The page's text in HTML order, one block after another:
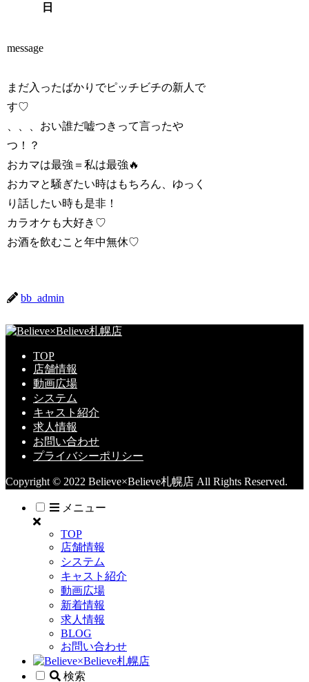
日
message
まだ入ったばかりでピッチビチの新人で
す♡
、、、おい誰だ嘘つきって言ったや
つ！？
おカマは最強＝私は最強🔥
おカマと騒ぎたい時はもちろん、ゆっく
り話したい時も是非！
カラオケも大好き♡
お酒を飲むこと年中無休♡
bb_admin
TOP
店舗情報
動画広場
システム
キャスト紹介
求人情報
お問い合わせ
プライバシーポリシー
Copyright © 2022 Believe×Believe札幌店 All Rights Reserved.
メニュー
TOP
店舗情報
システム
キャスト紹介
動画広場
新着情報
求人情報
BLOG
お問い合わせ
検索